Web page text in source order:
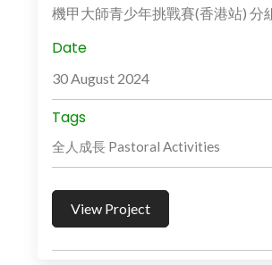
機甲大師青少年挑戰賽(香港站) 分
Date
30 August 2024
Tags
全人成長 Pastoral Activities
View Project